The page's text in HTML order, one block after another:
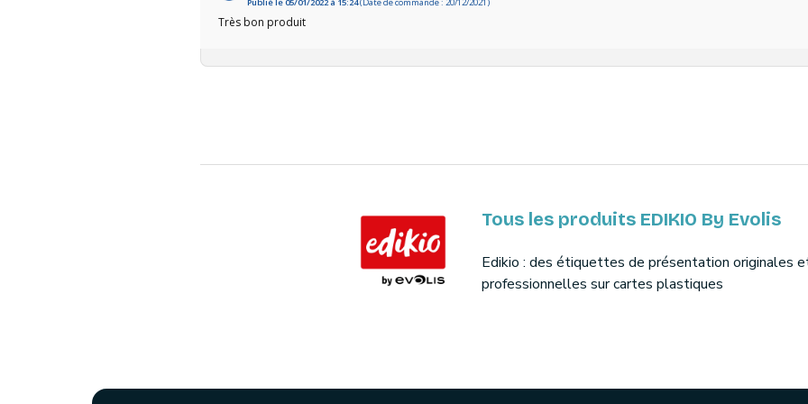
Très bon produit
Tous les produits EDIKIO By Evolis
Edikio : des étiquettes de présentation originales
professionnelles sur cartes plastiques